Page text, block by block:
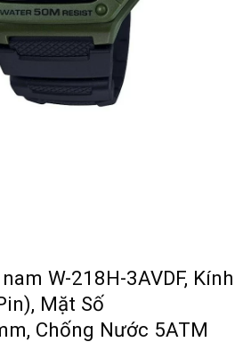
W-218H-3AVDF, Kính
Mặt Số
Chống Nước 5ATM